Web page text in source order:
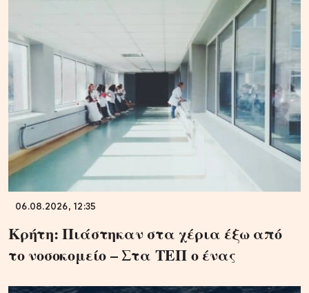
06.08.2026, 12:35
Κρήτη: Πιάστηκαν στα χέρια έξω από
το νοσοκομείο – Στα ΤΕΠ ο ένας